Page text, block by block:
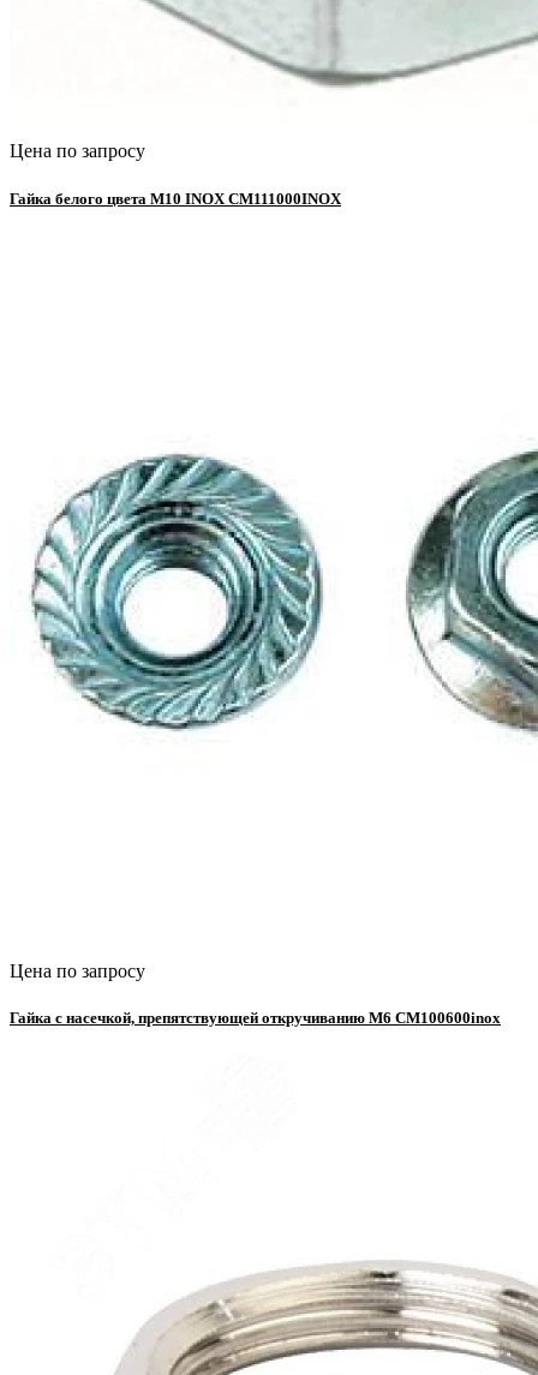
Цена по запросу
Гайка белого цвета М10 INOX CM111000INOX
Цена по запросу
Гайка с насечкой, препятствующей откручиванию М6 CM100600inox